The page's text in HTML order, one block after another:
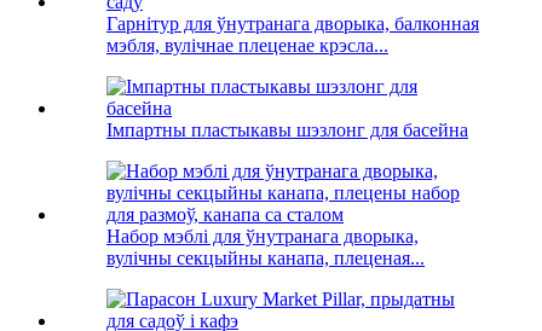
Гарнітур для ўнутранага дворыка, балконная
мэбля, вулічнае плеценае крэсла...
Імпартны пластыкавы шэзлонг для басейна
Набор мэблі для ўнутранага дворыка,
вулічны секцыйны канапа, плеценая...